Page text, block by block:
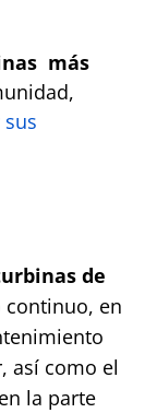
más
de
en
así como el
la parte